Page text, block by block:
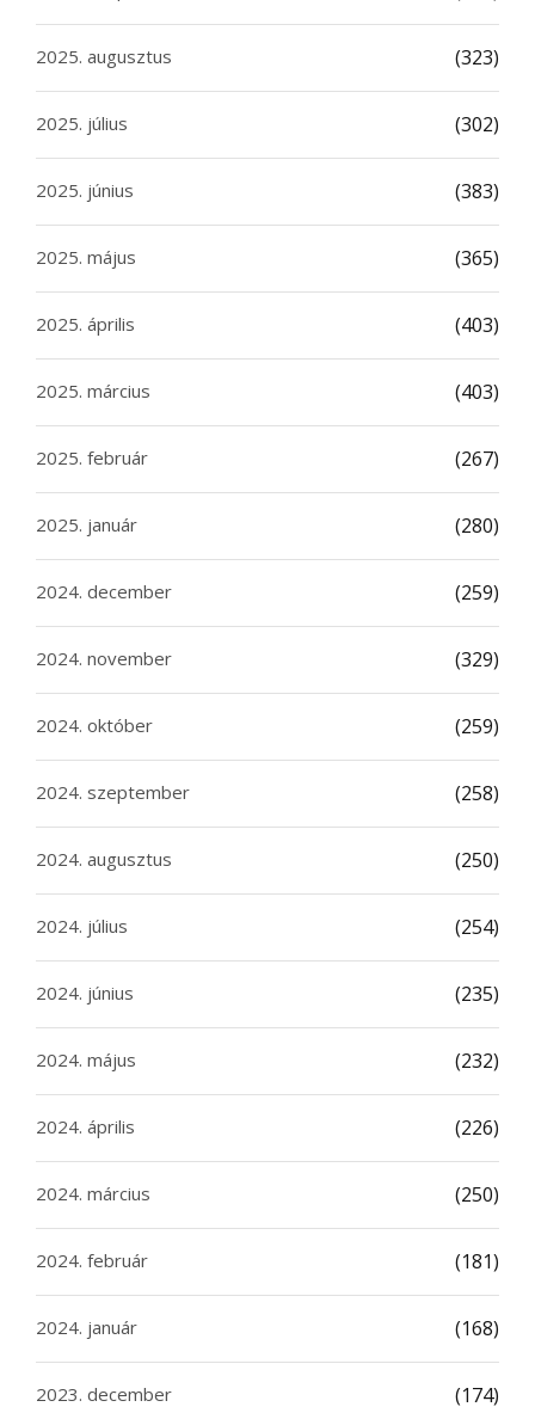
2025. augusztus (323)
2025. július (302)
2025. június (383)
2025. május (365)
2025. április (403)
2025. március (403)
2025. február (267)
2025. január (280)
2024. december (259)
2024. november (329)
2024. október (259)
2024. szeptember (258)
2024. augusztus (250)
2024. július (254)
2024. június (235)
2024. május (232)
2024. április (226)
2024. március (250)
2024. február (181)
2024. január (168)
2023. december (174)